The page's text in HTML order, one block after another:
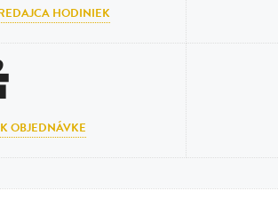
HODINIEK
OBJEDNÁVKE